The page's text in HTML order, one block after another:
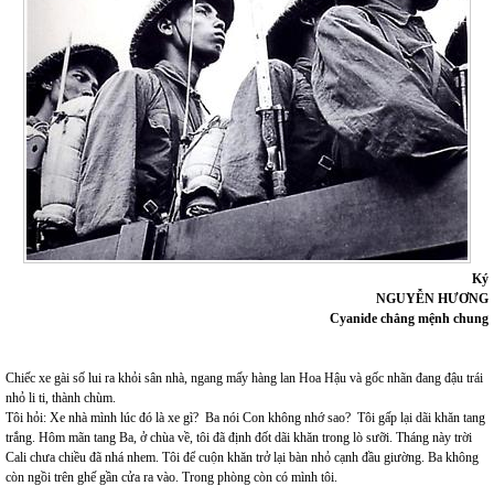
Ký
NGUYỄN HƯƠNG
Cyanide chẳng mệnh chung
Chiếc xe gài số lui ra khỏi sân nhà, ngang mấy hàng lan Hoa Hậu và gốc nhãn đang đậu trái
nhỏ li ti, thành chùm.
Tôi hỏi: Xe nhà mình lúc đó là xe gì? Ba nói Con không nhớ sao? Tôi gấp lại dãi khăn tang
trắng. Hôm mãn tang Ba, ở chùa về, tôi đã định đốt dãi khăn trong lò sưỡi. Tháng này trời
Cali chưa chiều đã nhá nhem. Tôi để cuộn khăn trở lại bàn nhỏ cạnh đầu giường. Ba không
còn ngồi trên ghế gần cửa ra vào. Trong phòng còn có mình tôi.